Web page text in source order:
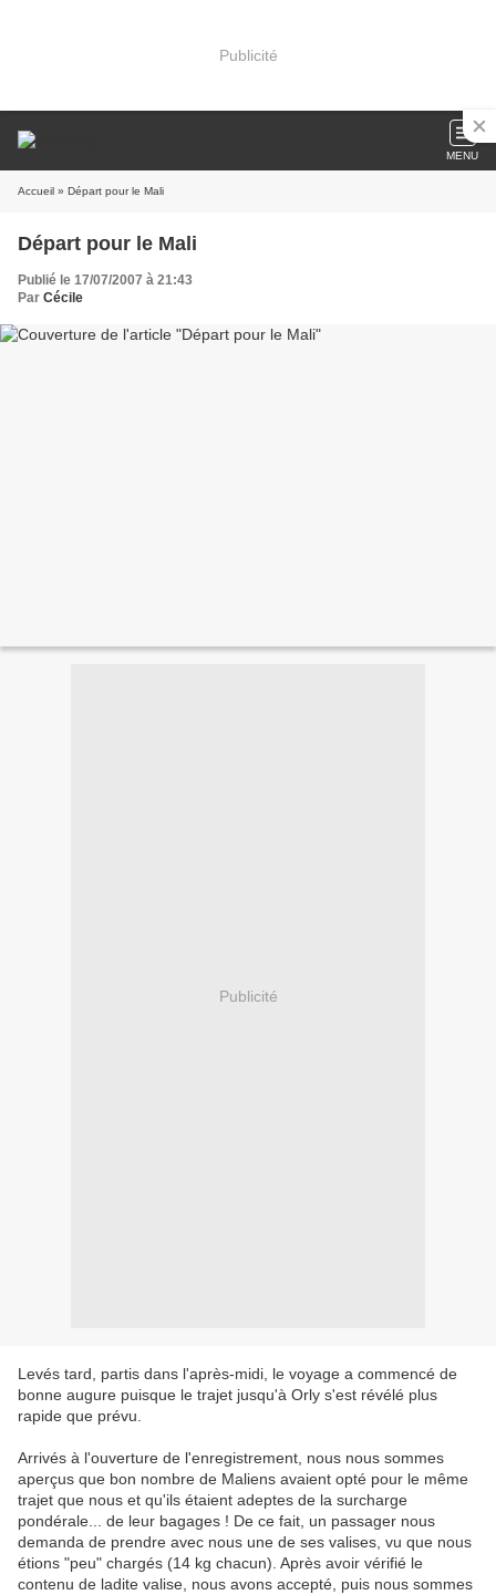
Publicité
MENU
Accueil » Départ pour le Mali
Départ pour le Mali
Publié le 17/07/2007 à 21:43
Par Cécile
Publicité
Levés tard, partis dans l'après-midi, le voyage a commencé de
bonne augure puisque le trajet jusqu'à Orly s'est révélé plus
rapide que prévu.
Arrivés à l'ouverture de l'enregistrement, nous nous sommes
aperçus que bon nombre de Maliens avaient opté pour le même
trajet que nous et qu'ils étaient adeptes de la surcharge
pondérale... de leur bagages ! De ce fait, un passager nous
demanda de prendre avec nous une de ses valises, vu que nous
étions "peu" chargés (14 kg chacun). Après avoir vérifié le
contenu de ladite valise, nous avons accepté, puis nous sommes